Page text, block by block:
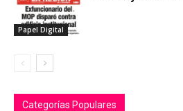
Papel Digital
Categorías Populares